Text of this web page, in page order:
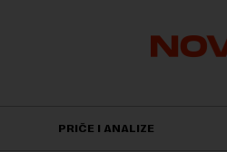
PRIČE I ANALIZE